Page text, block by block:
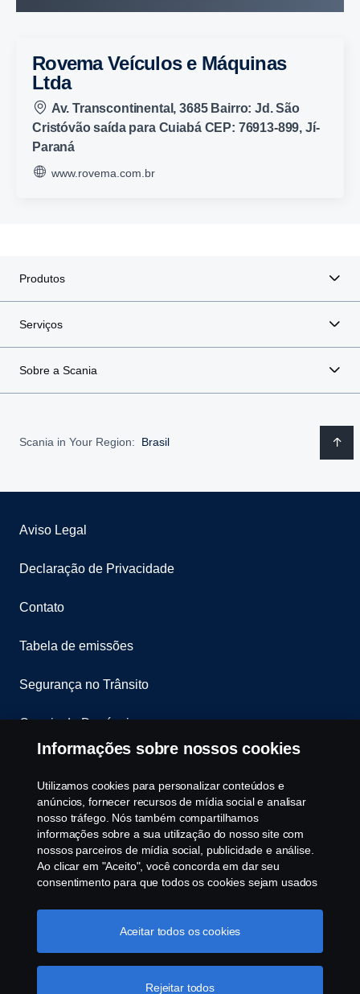
Rovema Veículos e Máquinas
Ltda
Av. Transcontinental, 3685 Bairro: Jd. São
Cristóvão saída para Cuiabá CEP: 76913-899, Jí-
Paraná
www.rovema.com.br
Produtos
Serviços
Sobre a Scania
Scania in Your Region: Brasil
Aviso Legal
Declaração de Privacidade
Contato
Tabela de emissões
Segurança no Trânsito
Canais de Denúncia
Programa de Rotulagem Veicular
Política de Cookies
Configurações de cookies
Brasil, Av. José Odorizzi, 151 - Vila Euro, São
Informações sobre nossos cookies
Utilizamos cookies para personalizar conteúdos e
anúncios, fornecer recursos de mídia social e analisar
nosso tráfego. Nós também compartilhamos
informações sobre a sua utilização do nosso site com
nossos parceiros de mídia social, publicidade e análise.
Ao clicar em "Aceito", você concorda em dar seu
consentimento para que todos os cookies sejam usados
gerenciar a utilização dos cookies clicando em
"Configurações de cookies" e selecionando as
Rejeitar todos
Aceitar todos os cookies